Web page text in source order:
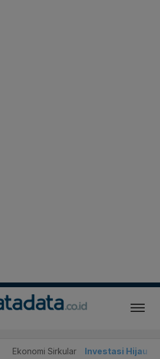
Ekonomi Sirkular Investasi Hijau